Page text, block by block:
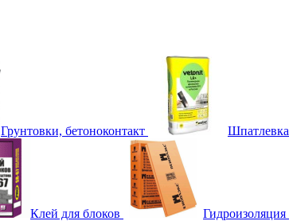
Грунтовки, бетоноконтакт Шпатлевка
Клей для блоков